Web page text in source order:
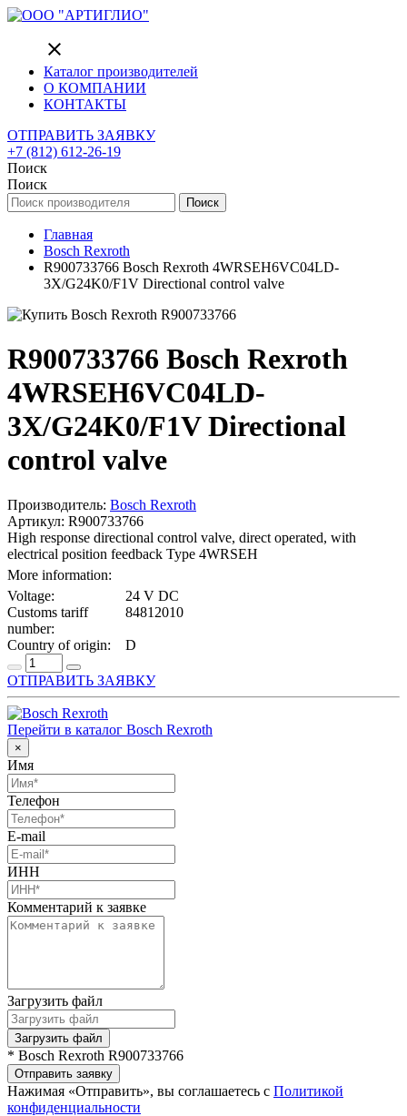
close
Каталог производителей
О КОМПАНИИ
КОНТАКТЫ
ОТПРАВИТЬ ЗАЯВКУ
+7 (812) 612-26-19
Поиск
Поиск
Поиск
Главная
Bosch Rexroth
R900733766 Bosch Rexroth 4WRSEH6VC04LD-
3X/G24K0/F1V Directional control valve
R900733766 Bosch Rexroth
4WRSEH6VC04LD-
3X/G24K0/F1V Directional
control valve
Производитель: Bosch Rexroth
Артикул: R900733766
High response directional control valve, direct operated, with
electrical position feedback Type 4WRSEH
More information:
Voltage:
24 V DC
Customs tariff
number:
84812010
Country of origin: D
ОТПРАВИТЬ ЗАЯВКУ
Перейти в каталог Bosch Rexroth
×
Имя
Телефон
E-mail
ИНН
Комментарий к заявке
Загрузить файл
Загрузить файл
* Bosch Rexroth R900733766
Отправить заявку
Нажимая «Отправить», вы соглашаетесь с Политикой
конфиденциальности